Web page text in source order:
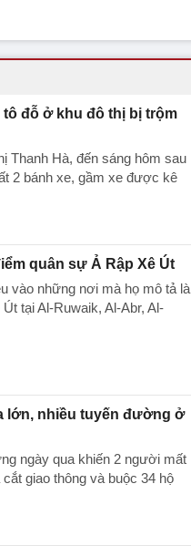
đỗ ở khu đô thị bị trộm
Thanh Hà, đến sáng hôm sau
2 bánh xe, gầm xe được kê
quân sự Ả Rập Xê Út
vào những nơi mà họ mô tả là
tại Al-Ruwaik, Al-Abr, Al-
lớn, nhiều tuyến đường ở
ngày qua khiến 2 người mất
giao thông và buộc 34 hộ